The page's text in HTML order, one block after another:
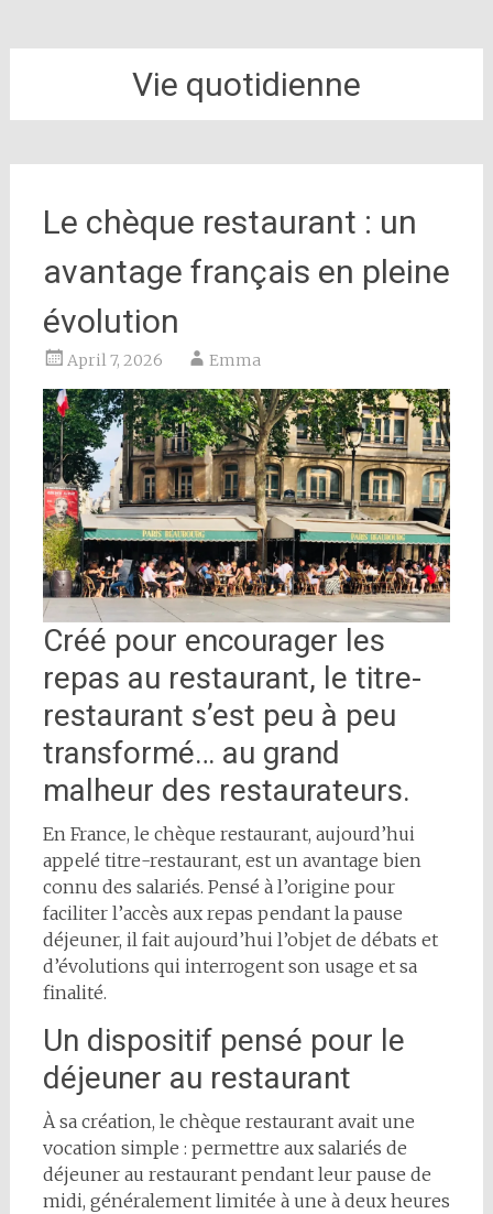
Vie quotidienne
Le chèque restaurant : un
avantage français en pleine
évolution
April 7, 2026 Emma
Créé pour encourager les
repas au restaurant, le titre-
restaurant s’est peu à peu
transformé… au grand
malheur des restaurateurs.
En France, le chèque restaurant, aujourd’hui
appelé titre-restaurant, est un avantage bien
connu des salariés. Pensé à l’origine pour
faciliter l’accès aux repas pendant la pause
déjeuner, il fait aujourd’hui l’objet de débats et
d’évolutions qui interrogent son usage et sa
finalité.
Un dispositif pensé pour le
déjeuner au restaurant
À sa création, le chèque restaurant avait une
vocation simple : permettre aux salariés de
déjeuner au restaurant pendant leur pause de
midi, généralement limitée à une à deux heures